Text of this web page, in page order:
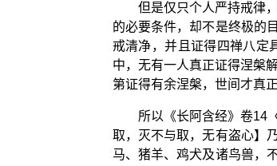
但是仅只个人严持戒律
的必要条件，却不是终极的
戒清净，并且证得四禅八定
中，无有一人真正证得涅槃
第证得有余涅槃，世间才真
所以《长阿含经》卷14
取，灭不与取，无有盗心】
马、猪羊、鸡犬及诸鸟兽，